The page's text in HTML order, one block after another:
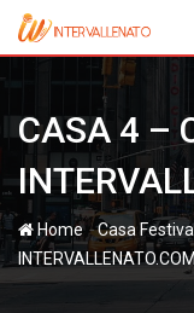
Skip
CASA 4 –
Home-Casa Festival